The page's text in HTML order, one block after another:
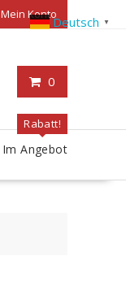
Mein Konto
0
Rabatt!
Im Angebot
Deutsch ▼